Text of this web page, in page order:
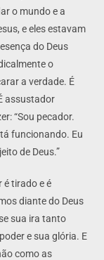
o mundo e a
e eles estavam
do Deus
o
a verdade. É
assustador
“Sou pecador.
funcionando. Eu
de Deus.”
é tirado e é
diante do Deus
sua ira tanto
e sua glória. E
como as